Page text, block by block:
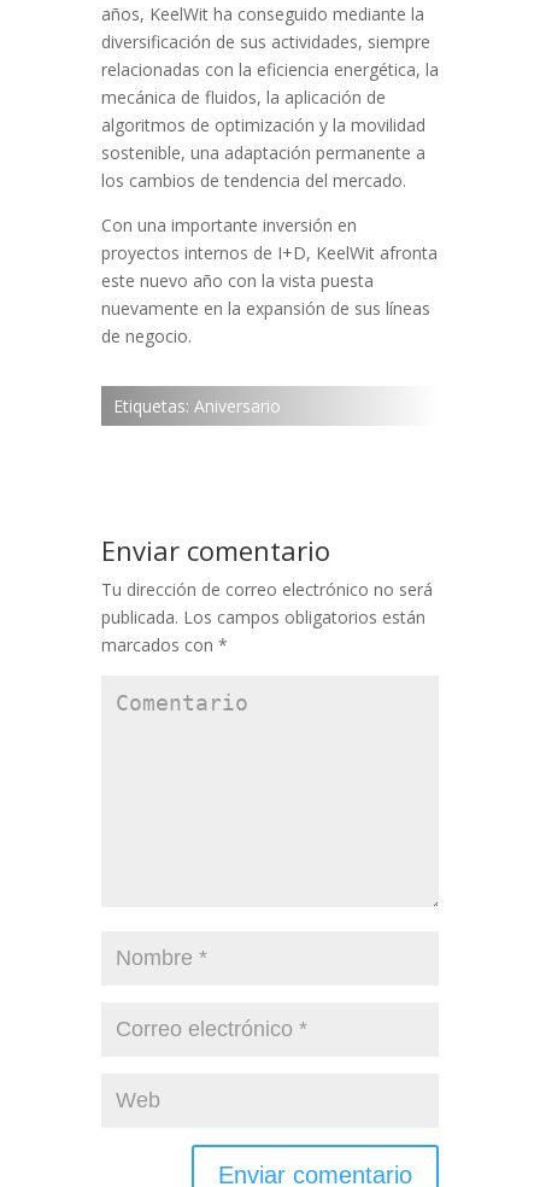
años, KeelWit ha conseguido mediante la
diversificación de sus actividades, siempre
relacionadas con la eficiencia energética, la
mecánica de fluidos, la aplicación de
algoritmos de optimización y la movilidad
sostenible, una adaptación permanente a
los cambios de tendencia del mercado.
Con una importante inversión en
proyectos internos de I+D, KeelWit afronta
este nuevo año con la vista puesta
nuevamente en la expansión de sus líneas
de negocio.
Etiquetas: Aniversario
Enviar comentario
Tu dirección de correo electrónico no será
publicada. Los campos obligatorios están
marcados con *